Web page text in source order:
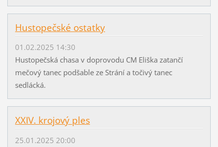
Hustopečské ostatky
01.02.2025 14:30
Hustopečská chasa v doprovodu CM Eliška zatančí
mečový tanec podšable ze Strání a točivý tanec
sedlácká.
XXIV. krojový ples
25.01.2025 20:00